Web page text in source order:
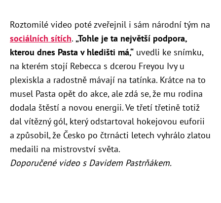
Roztomilé video poté zveřejnil i sám národní tým na
sociálních sítích. „Tohle je ta největší podpora,
kterou dnes Pasta v hledišti má,“ uvedli ke snímku,
na kterém stojí Rebecca s dcerou Freyou Ivy u
plexiskla a radostně mávají na tatínka. Krátce na to
musel Pasta opět do akce, ale zdá se, že mu rodina
dodala štěstí a novou energii. Ve třetí třetině totiž
dal vítězný gól, který odstartoval hokejovou euforii
a způsobil, že Česko po čtrnácti letech vyhrálo zlatou
medaili na mistrovství světa.
Doporučené video s Davidem Pastrňákem.